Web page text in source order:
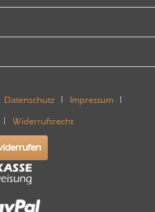
Datenschutz Impressum
Widerrufsrecht